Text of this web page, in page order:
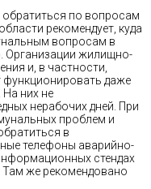
по вопросам
рекомендует, куда
вопросам в
Организации жилищно-
и, в частности,
даже
них не
нерабочих дней. При
проблем и
в
телефоны аварийно-
стендах
Там же рекомендовано